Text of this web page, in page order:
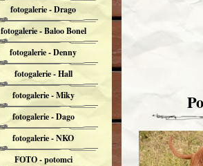
fotogalerie - Drago
fotogalerie - Baloo Bonel
fotogalerie - Denny
fotogalerie - Hall
fotogalerie - Miky
fotogalerie - Dago
fotogalerie - NKO
FOTO - potomci